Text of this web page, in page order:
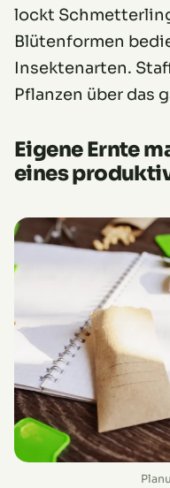
lockt
Blütenformen
Insektenarten.
Pflanzen über das
Eigene Ernte
eines